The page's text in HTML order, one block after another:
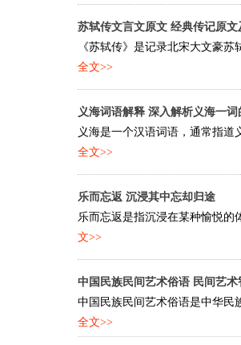
苏轼传文言文原文 经典传记原文
《苏轼传》是记录北宋大文豪
全文>>
义海词语解释 深入解析义海一
义海是一个汉语词语，通常指
全文>>
乐而忘返 沉浸其中忘却归途
乐而忘返是指沉浸在某种愉悦的
文>>
中国民族民间艺术俗语 民间艺术
中国民族民间艺术俗语是中华民
全文>>